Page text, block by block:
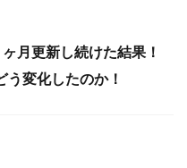
月更新し続けた結果！
う変化したのか！